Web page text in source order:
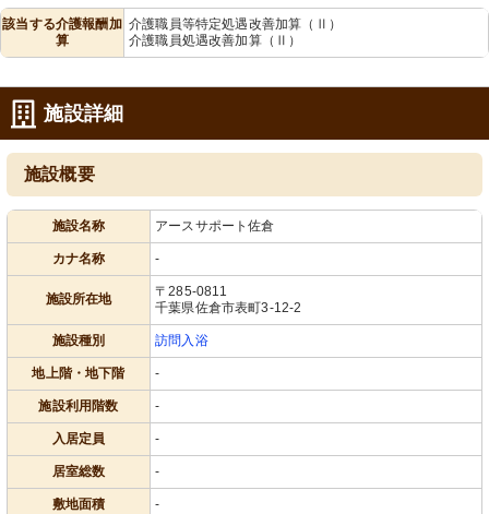
該当する介護報酬加
算
介護職員等特定処遇改善加算（Ⅱ）
介護職員処遇改善加算（Ⅱ）
施設詳細
施設概要
施設名称 アースサポート佐倉
カナ名称 -
施設所在地
〒285-0811
千葉県佐倉市表町3-12-2
施設種別 訪問入浴
地上階・地下階 -
施設利用階数 -
入居定員 -
居室総数 -
敷地面積 -